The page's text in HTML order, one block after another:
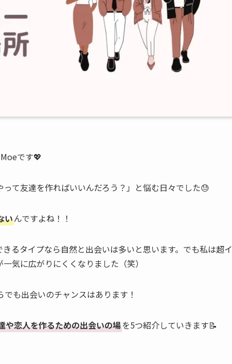
です💖
て友達を作ればいいんだろう？」と悩む日々でした😓
いんですよね！！
るタイプなら自然と出会いは多いと思います。でも私は超イ
気に広がりにくくなりました（笑）
も出会いのチャンスはあります！
や恋人を作るための出会いの場を5つ紹介していきます📝